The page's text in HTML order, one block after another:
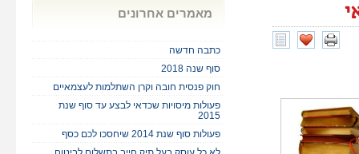
מאמרים אחרונים
כתבה חדשה
סוף שנה 2018
חוק פנסית חובה וקרן השתלמות לעצמאיים
פעולות מיסויות שכדאי לבצע עד סוף שנת
2015
פעולות סוף שנת 2014 שיחסכו לכם כסף
לא כל עוסק בעל תיק חייב בתשלום לביטוח